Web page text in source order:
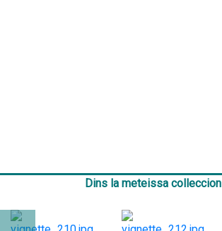
Dins la meteissa colleccion